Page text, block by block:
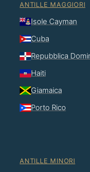
ANTILLE MAGGIORI
Isole Cayman
Cuba
Repubblica
Haiti
Giamaica
Porto Rico
ANTILLE MINORI